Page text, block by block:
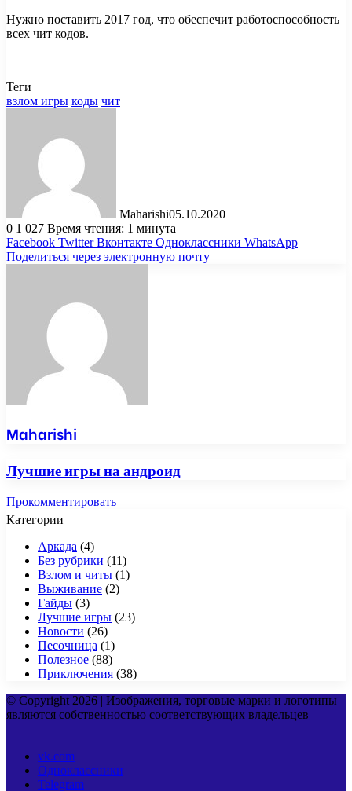
Нужно поставить 2017 год, что обеспечит работоспособность
всех чит кодов.
Теги
взлом игры коды чит
Maharishi05.10.2020
0 1 027 Время чтения: 1 минута
Facebook Twitter Вконтакте Одноклассники WhatsApp
Поделиться через электронную почту
Maharishi
Лучшие игры на андроид
Прокомментировать
Категории
Аркада (4)
Без рубрики (11)
Взлом и читы (1)
Выживание (2)
Гайды (3)
Лучшие игры (23)
Новости (26)
Песочница (1)
Полезное (88)
Приключения (38)
© Copyright 2026 | Изображения, торговые марки и логотипы
являются собственностью соответствующих владельцев
vk.com
Одноклассники
Telegram